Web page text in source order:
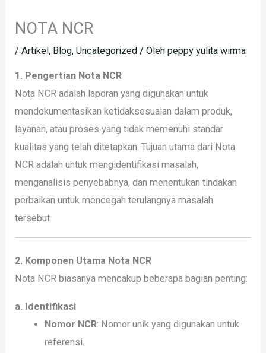
NOTA NCR
/Artikel, Blog,Uncategorized / Olehpeppy yulita wirma
1. Pengertian Nota NCR
Nota NCR adalah laporan yang digunakan untuk
mendokumentasikan ketidaksesuaian dalam produk,
layanan, atau proses yang tidak memenuhi standar
kualitas yang telah ditetapkan. Tujuan utama dari Nota
NCR adalah untuk mengidentifikasi masalah,
menganalisis penyebabnya, dan menentukan tindakan
perbaikan untuk mencegah terulangnya masalah
tersebut.
2. Komponen Utama Nota NCR
Nota NCR biasanya mencakup beberapa bagian penting:
a. Identifikasi
Nomor NCR: Nomor unik yang digunakan untuk
referensi.